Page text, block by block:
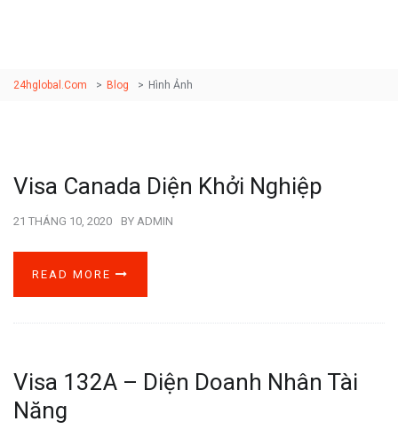
24hglobal.com > Blog > Hình Ảnh
Visa Canada Diện Khởi Nghiệp
21 THÁNG 10, 2020 BY ADMIN
READ MORE
Visa 132A – Diện Doanh Nhân Tài
Năng